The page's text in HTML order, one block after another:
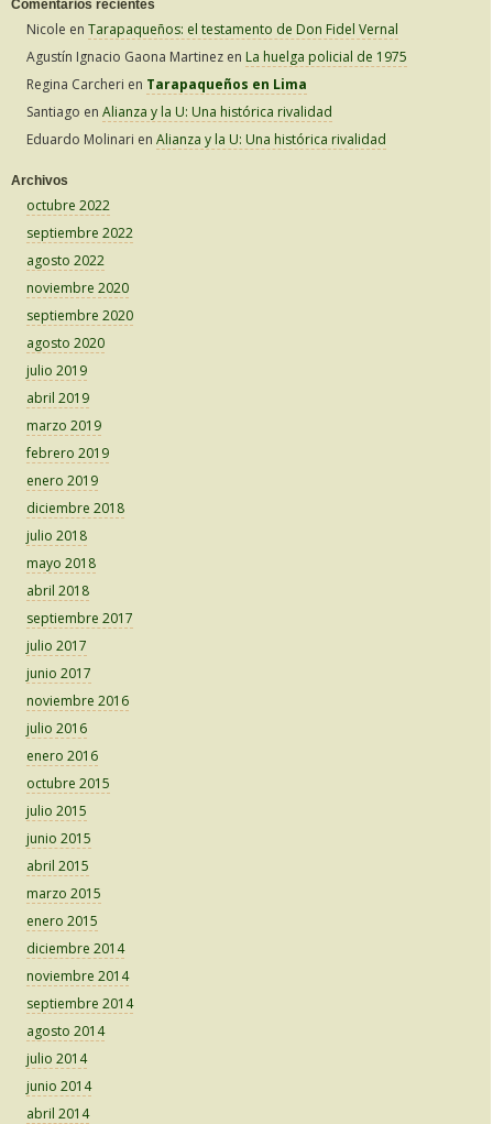
Comentarios recientes
Nicole en Tarapaqueños: el testamento de Don Fidel Vernal
Agustín Ignacio Gaona Martinez en La huelga policial de 1975
Regina Carcheri en Tarapaqueños en Lima
Santiago en Alianza y la U: Una histórica rivalidad
Eduardo Molinari en Alianza y la U: Una histórica rivalidad
Archivos
octubre 2022
septiembre 2022
agosto 2022
noviembre 2020
septiembre 2020
agosto 2020
julio 2019
abril 2019
marzo 2019
febrero 2019
enero 2019
diciembre 2018
julio 2018
mayo 2018
abril 2018
septiembre 2017
julio 2017
junio 2017
noviembre 2016
julio 2016
enero 2016
octubre 2015
julio 2015
junio 2015
abril 2015
marzo 2015
enero 2015
diciembre 2014
noviembre 2014
septiembre 2014
agosto 2014
julio 2014
junio 2014
abril 2014